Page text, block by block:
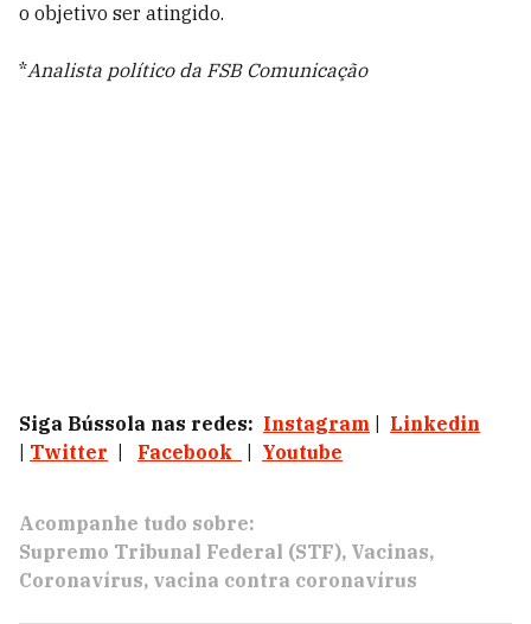
o objetivo ser atingido.
*Analista político da FSB Comunicação
Siga Bússola nas redes: Instagram
Linkedin
Twitter Facebook Youtube
Acompanhe tudo sobre:
Supremo Tribunal Federal (STF) Vacinas
Coronavírus vacina contra coronavírus